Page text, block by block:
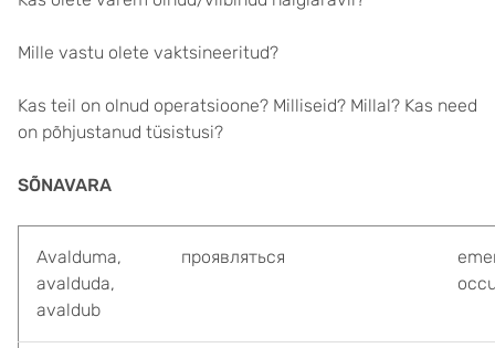
Mille vastu olete vaktsineeritud?
Kas teil on olnud operatsioone? Milliseid? Millal? Kas need
on põhjustanud tüsistusi?
SÕNAVARA
Avalduma,
avalduda,
avaldub
проявляться